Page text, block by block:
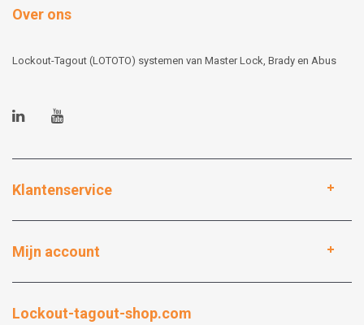
Over ons
Lockout-Tagout (LOTOTO) systemen van Master Lock, Brady en Abus
Klantenservice
Mijn account
Lockout-tagout-shop.com